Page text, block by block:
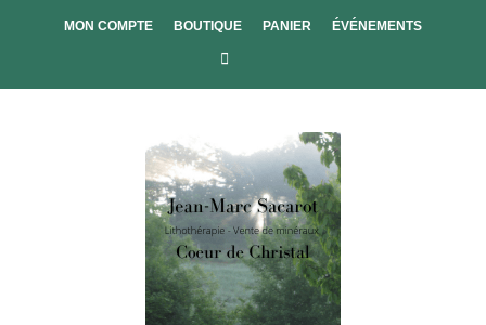
MON COMPTE BOUTIQUE PANIER ÉVÉNEMENTS